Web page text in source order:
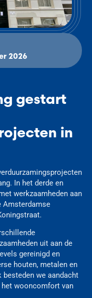
2026
gestart
in
In het derde en
werkzaamheden aan
Amsterdamse
uit aan de
gereinigd en
houten, metalen en
besteden we aandacht
het wooncomfort van